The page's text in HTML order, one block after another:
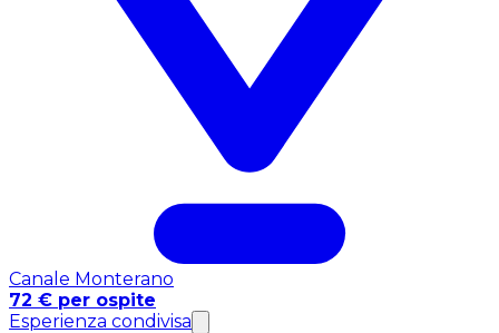
Canale Monterano
72 € per ospite
Esperienza condivisa